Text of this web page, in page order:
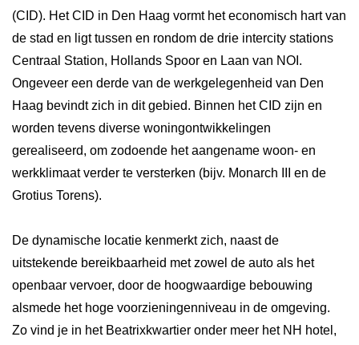
(CID). Het CID in Den Haag vormt het economisch hart van
de stad en ligt tussen en rondom de drie intercity stations
Centraal Station, Hollands Spoor en Laan van NOI.
Ongeveer een derde van de werkgelegenheid van Den
Haag bevindt zich in dit gebied. Binnen het CID zijn en
worden tevens diverse woningontwikkelingen
gerealiseerd, om zodoende het aangename woon- en
werkklimaat verder te versterken (bijv. Monarch III en de
Grotius Torens).
De dynamische locatie kenmerkt zich, naast de
uitstekende bereikbaarheid met zowel de auto als het
openbaar vervoer, door de hoogwaardige bebouwing
alsmede het hoge voorzieningenniveau in de omgeving.
Zo vind je in het Beatrixkwartier onder meer het NH hotel,